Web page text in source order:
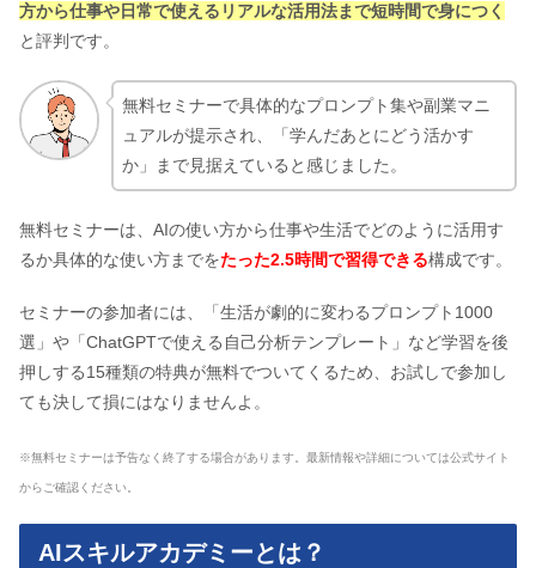
方から仕事や日常で使えるリアルな活用法まで短時間で身につく
と評判です。
無料セミナーで具体的なプロンプト集や副業マニ
ュアルが提示され、「学んだあとにどう活かす
か」まで見据えていると感じました。
無料セミナーは、AIの使い方から仕事や生活でどのように活用す
るか具体的な使い方までをたった2.5時間で習得できる構成です。
セミナーの参加者には、「生活が劇的に変わるプロンプト1000
選」や「ChatGPTで使える自己分析テンプレート」など学習を後
押しする15種類の特典が無料でついてくるため、お試しで参加し
ても決して損にはなりませんよ。
※無料セミナーは予告なく終了する場合があります。最新情報や詳細については公式サイト
からご確認ください。
AIスキルアカデミーとは？